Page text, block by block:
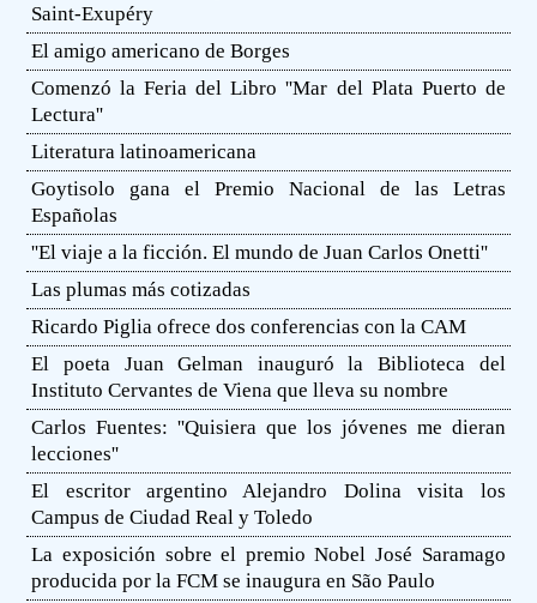
Saint-Exupéry
El amigo americano de Borges
Comenzó la Feria del Libro ''Mar del Plata Puerto de
Lectura''
Literatura latinoamericana
Goytisolo gana el Premio Nacional de las Letras
Españolas
''El viaje a la ficción. El mundo de Juan Carlos Onetti''
Las plumas más cotizadas
Ricardo Piglia ofrece dos conferencias con la CAM
El poeta Juan Gelman inauguró la Biblioteca del
Instituto Cervantes de Viena que lleva su nombre
Carlos Fuentes: ''Quisiera que los jóvenes me dieran
lecciones''
El escritor argentino Alejandro Dolina visita los
Campus de Ciudad Real y Toledo
La exposición sobre el premio Nobel José Saramago
producida por la FCM se inaugura en São Paulo